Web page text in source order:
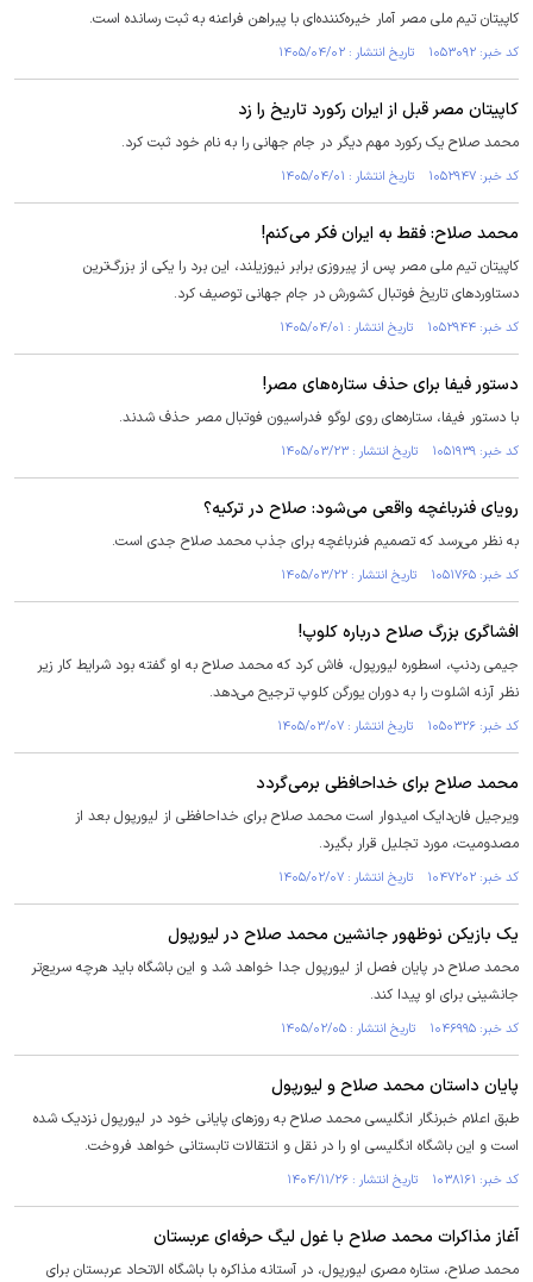
کاپیتان تیم ملی مصر آمار خیره‌کننده‌ای با پیراهن فراعنه به ثبت رسانده است.
کد خبر: ۱۰۵۳۰۹۲ تاریخ انتشار : ۱۴۰۵/۰۴/۰۲
کاپیتان مصر قبل از ایران رکورد تاریخ را زد
محمد صلاح یک رکورد مهم دیگر در جام جهانی را به نام خود ثبت کرد.
کد خبر: ۱۰۵۲۹۴۷ تاریخ انتشار : ۱۴۰۵/۰۴/۰۱
محمد صلاح: فقط به ایران فکر می‌کنم!
کاپیتان تیم ملی مصر پس از پیروزی برابر نیوزیلند، این برد را یکی از بزرگ‌ترین
دستاورد‌های تاریخ فوتبال کشورش در جام جهانی توصیف کرد.
کد خبر: ۱۰۵۲۹۴۴ تاریخ انتشار : ۱۴۰۵/۰۴/۰۱
دستور فیفا برای حذف ستاره‌های مصر!
با دستور فیفا، ستاره‌های روی لوگو فدراسیون فوتبال مصر حذف شدند.
کد خبر: ۱۰۵۱۹۳۹ تاریخ انتشار : ۱۴۰۵/۰۳/۲۳
رویای فنرباغچه واقعی می‌شود: صلاح در ترکیه؟
به نظر می‌رسد که تصمیم فنرباغچه برای جذب محمد صلاح جدی است.
کد خبر: ۱۰۵۱۷۶۵ تاریخ انتشار : ۱۴۰۵/۰۳/۲۲
افشاگری بزرگ صلاح درباره کلوپ!
جیمی ردنپ، اسطوره لیورپول، فاش کرد که محمد صلاح به او گفته بود شرایط کار زیر
نظر آرنه اشلوت را به دوران یورگن کلوپ ترجیح می‌دهد.
کد خبر: ۱۰۵۰۳۲۶ تاریخ انتشار : ۱۴۰۵/۰۳/۰۷
محمد صلاح برای خداحافظی برمی‌گردد
ویرجیل فان‌دایک امیدوار است محمد صلاح برای خداحافظی از لیورپول بعد از
مصدومیت، مورد تجلیل قرار بگیرد.
کد خبر: ۱۰۴۷۲۰۲ تاریخ انتشار : ۱۴۰۵/۰۲/۰۷
یک بازیکن نوظهور جانشین محمد صلاح در لیورپول
محمد صلاح در پایان فصل از لیورپول جدا خواهد شد و این باشگاه باید هرچه سریع‌تر
جانشینی برای او پیدا کند.
کد خبر: ۱۰۴۶۹۹۵ تاریخ انتشار : ۱۴۰۵/۰۲/۰۵
پایان داستان محمد صلاح و لیورپول
طبق اعلام خبرنگار انگلیسی محمد صلاح به روزهای پایانی خود در لیورپول نزدیک شده
است و این باشگاه انگلیسی او را در نقل و انتقالات تابستانی خواهد فروخت.
کد خبر: ۱۰۳۸۱۶۱ تاریخ انتشار : ۱۴۰۴/۱۱/۲۶
آغاز مذاکرات محمد صلاح با غول لیگ حرفه‌ای عربستان
محمد صلاح، ستاره مصری لیورپول، در آستانه مذاکره با باشگاه الاتحاد عربستان برای